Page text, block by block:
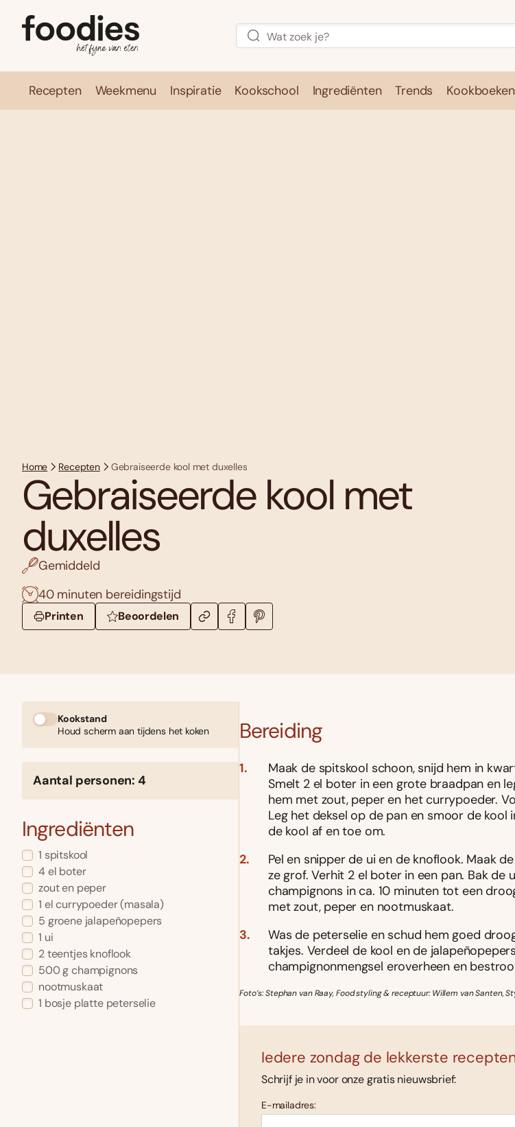
Recepten Weekmenu Inspiratie Kookschool Ingrediënten Trends Kookboeken
Home Recepten Gebraiseerde kool met duxelles
Gebraiseerde kool met
duxelles
Gemiddeld
40 minuten bereidingstijd
Printen Beoordelen
Kookstand
Houd scherm aan tijdens het koken
Aantal personen: 4
Ingrediënten
1 spitskool
4 el boter
zout en peper
1 el currypoeder (masala)
5 groene jalapeñopepers
1 ui
2 teentjes knoflook
500 g champignons
nootmuskaat
1 bosje platte peterselie
Bereiding
Maak de spitskool schoon, snijd hem in
Smelt 2 el boter in een grote braadpan en
hem met zout, peper en het currypoeder.
Leg het deksel op de pan en smoor de kool
de kool af en toe om.
Pel en snipper de ui en de knoflook. Maak
ze grof. Verhit 2 el boter in een pan. Bak de
champignons in ca. 10 minuten tot een
met zout, peper en nootmuskaat.
Was de peterselie en schud hem goed
takjes. Verdeel de kool en de
champignonmengsel eroverheen en
Foto’s: Stephan van Raay, Food styling & receptuur: Willem van Santen,
Iedere zondag de lekkerste
Schrijf je in voor onze gratis nieuwsbrief:
E-mailadres: